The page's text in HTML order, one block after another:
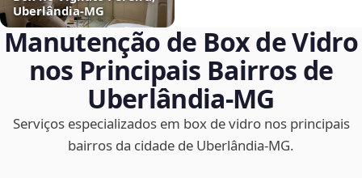
Uberlândia‑MG
Manutenção de Box de Vidro
nos Principais Bairros de
Uberlândia‑MG
Serviços especializados em box de vidro nos principais
bairros da cidade de Uberlândia‑MG.